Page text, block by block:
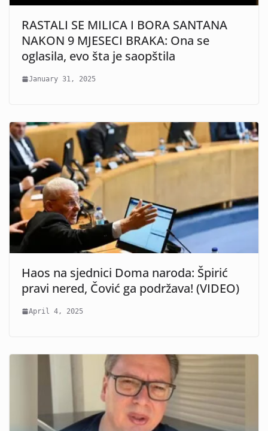
RASTALI SE MILICA I BORA SANTANA
NAKON 9 MJESECI BRAKA: Ona se
oglasila, evo šta je saopštila
January 31, 2025
Haos na sjednici Doma naroda: Špirić
pravi nered, Čović ga podržava! (VIDEO)
April 4, 2025